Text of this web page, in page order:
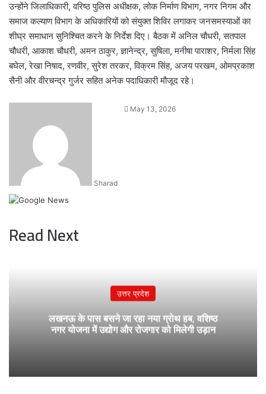
उन्होंने जिलाधिकारी, वरिष्ठ पुलिस अधीक्षक, लोक निर्माण विभाग, नगर निगम और
समाज कल्याण विभाग के अधिकारियों को संयुक्त शिविर लगाकर जनसमस्याओं का
शीघ्र समाधान सुनिश्चित करने के निर्देश दिए। बैठक में अनिल चौधरी, सतपाल
चौधरी, आकाश चौधरी, अमन ठाकुर, ज्ञानेन्द्र, सुषिला, मनीषा पाराशर, निर्मला सिंह
बघेल, रेखा निषाद, रणवीर, सुरेश तरकर, विक्रम सिंह, अजय परखम, ओमप्रकाश
सैनी और वीरचन्द्र गुर्जर सहित अनेक पदाधिकारी मौजूद रहे।
Sharad
SendMay 13, 2026
Read Next
उत्तर प्रदेश
लखनऊ के पास बसने जा रहा नया ग्रोथ हब, वशिष्ठ
नगर योजना में उद्योग और रोजगार को मिलेगी उड़ान